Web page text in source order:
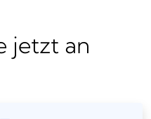
jetzt an